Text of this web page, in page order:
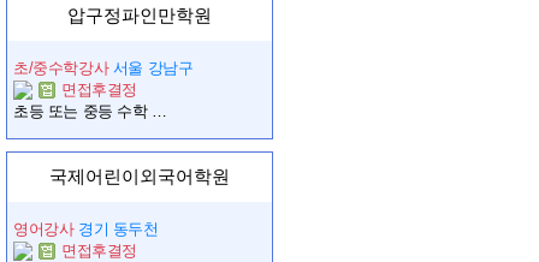
압구정파인만학원
초/중수학강사 서울 강남구
면접후결정
초등 또는 중등 수학 전임 강사 모집합니다.
국제어린이외국어학원
영어강사 경기 동두천
면접후결정